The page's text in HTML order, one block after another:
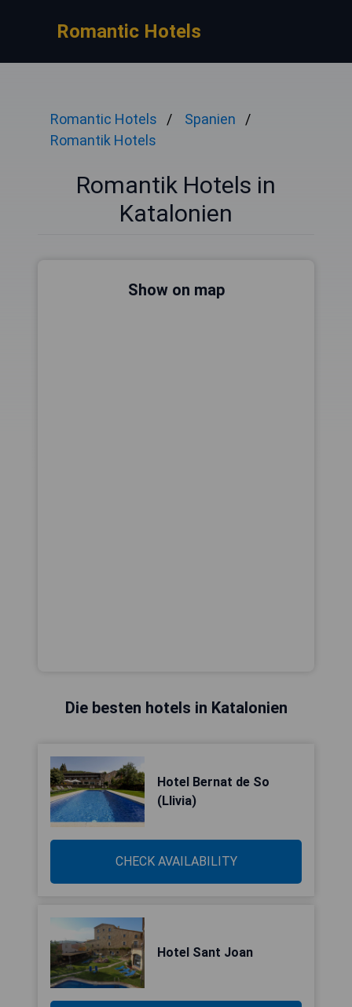
Romantic Hotels
Romantic Hotels
Spanien
Romantik Hotels
Romantik Hotels in
Katalonien
Show on map
Die besten hotels in Katalonien
Hotel Bernat de So
(Llivia)
CHECK AVAILABILITY
Hotel Sant Joan